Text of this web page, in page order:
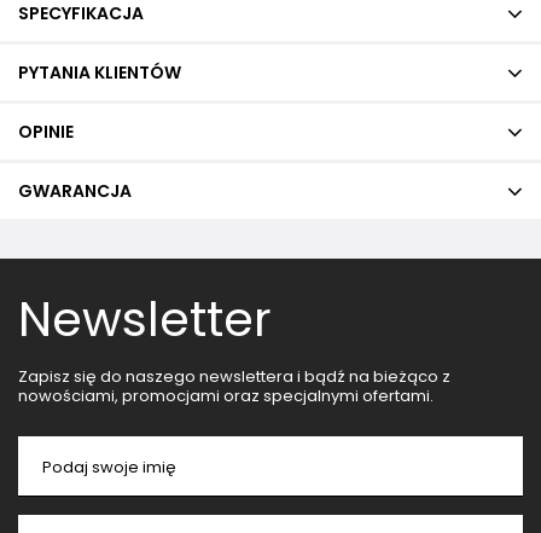
SPECYFIKACJA
PYTANIA KLIENTÓW
OPINIE
GWARANCJA
Newsletter
Zapisz się do naszego newslettera i bądź na bieżąco z
nowościami, promocjami oraz specjalnymi ofertami.
Podaj swoje imię